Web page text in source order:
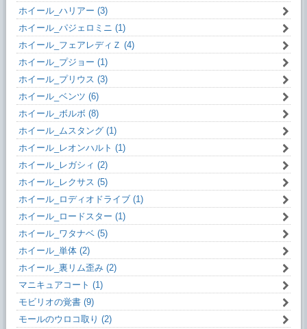
ホイール_ハリアー (3)
ホイール_パジェロミニ (1)
ホイール_フェアレディＺ (4)
ホイール_プジョー (1)
ホイール_プリウス (3)
ホイール_ベンツ (6)
ホイール_ボルボ (8)
ホイール_ムスタング (1)
ホイール_レオンハルト (1)
ホイール_レガシィ (2)
ホイール_レクサス (5)
ホイール_ロディオドライブ (1)
ホイール_ロードスター (1)
ホイール_ワタナベ (5)
ホイール_単体 (2)
ホイール_裏リム歪み (2)
マニキュアコート (1)
モビリオの覚書 (9)
モールのウロコ取り (2)